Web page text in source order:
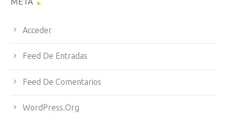
Acceder
Feed De Entradas
Feed De Comentarios
WordPress.org